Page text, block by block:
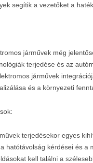
segítik a vezetőket a
járművek még
terjedése és az
járművek
és a környezeti
terjedésekor egyes
hatótávolság kérdései és a
kell találni a